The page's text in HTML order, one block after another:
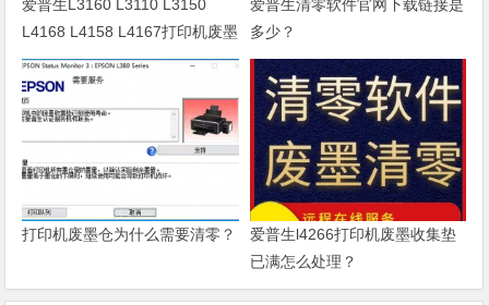
爱普生L3160 L3110 L3150
L4168 L4158 L4167打印机废墨
清零软件
爱普生清零软件官网下载链接是
多少？
打印机废墨仓为什么需要清零？
爱普生l4266打印机废墨收集垫
已满怎么处理？